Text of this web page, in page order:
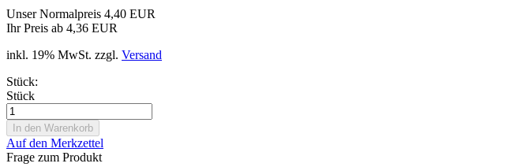
Unser Normalpreis 4,40 EUR
Ihr Preis ab 4,36 EUR
inkl. 19% MwSt. zzgl. Versand
Stück:
Stück
Auf den Merkzettel
Frage zum Produkt